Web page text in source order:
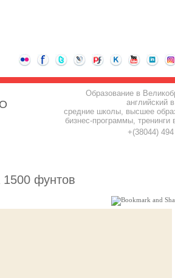
Образование в
английский
средние школы, высшее
бизнес-программы, тренинги
+(38044)
1500 фунтов